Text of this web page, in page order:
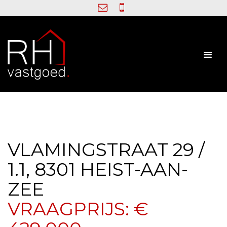
VLAMINGSTRAAT 29 /
1.1, 8301 HEIST-AAN-
ZEE
VRAAGPRIJS: €